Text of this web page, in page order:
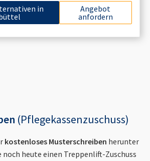
in
Angebot
anfordern
(Pflegekassenzuschuss)
kostenloses Musterschreiben herunter
noch heute einen Treppenlift-Zuschuss